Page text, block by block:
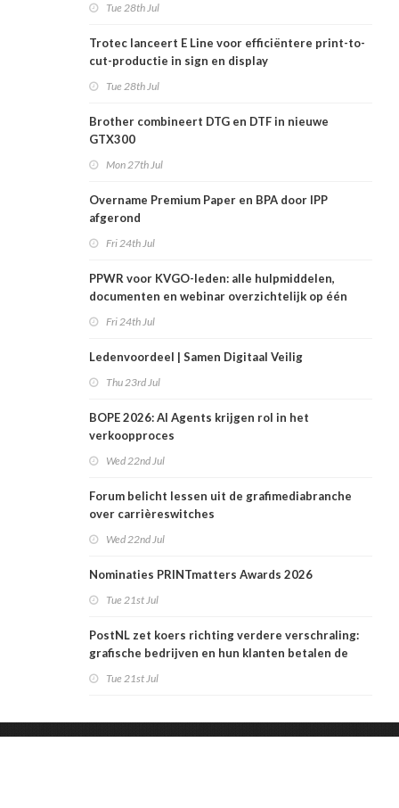
Tue 28th Jul
Trotec lanceert E Line voor efficiëntere print-to-
cut-productie in sign en display
Tue 28th Jul
Brother combineert DTG en DTF in nieuwe
GTX300
Mon 27th Jul
Overname Premium Paper en BPA door IPP
afgerond
Fri 24th Jul
PPWR voor KVGO-leden: alle hulpmiddelen,
documenten en webinar overzichtelijk op één
Fri 24th Jul
Ledenvoordeel | Samen Digitaal Veilig
Thu 23rd Jul
BOPE 2026: AI Agents krijgen rol in het
verkoopproces
Wed 22nd Jul
Forum belicht lessen uit de grafimediabranche
over carrièreswitches
Wed 22nd Jul
Nominaties PRINTmatters Awards 2026
Tue 21st Jul
PostNL zet koers richting verdere verschraling:
grafische bedrijven en hun klanten betalen de
Tue 21st Jul